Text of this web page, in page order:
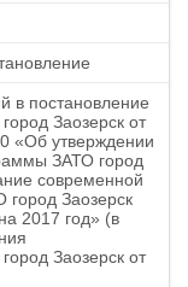
в постановление
Заозерск от
«Об утверждении
ЗАТО город
современной
город Заозерск
2017 год» (в
Заозерск от